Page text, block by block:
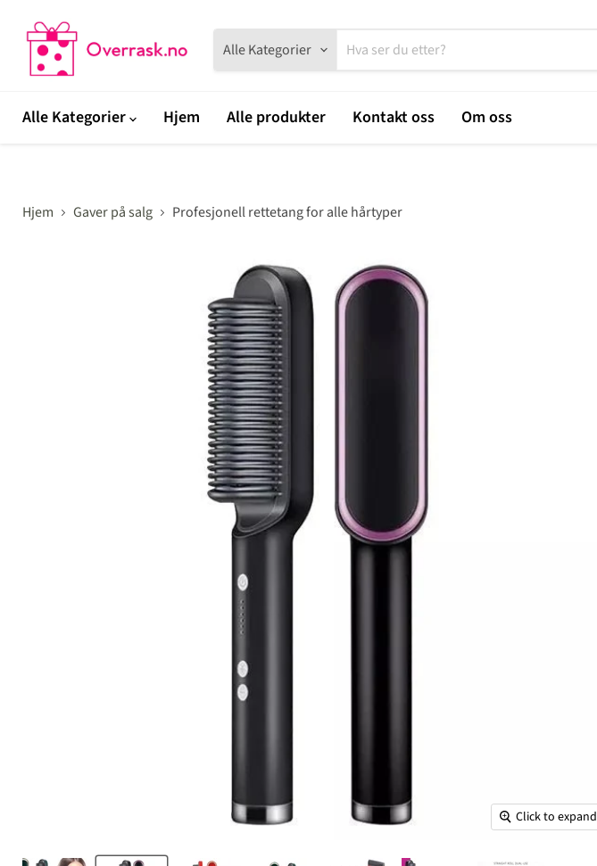
Alle Kategorier
Alle Kategorier Hjem Alle produkter Kontakt oss Om oss
Hjem Gaver på salg Profesjonell rettetang for alle hårtyper
Click to expand